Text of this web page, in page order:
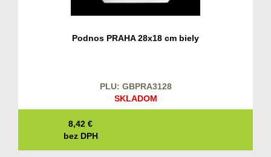
Podnos PRAHA 28x18 cm biely
PLU: GBPRA3128
SKLADOM
8,42 €
bez DPH